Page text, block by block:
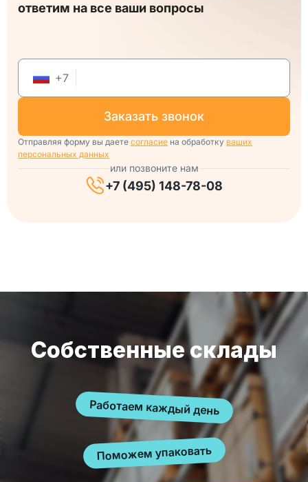
ответим на все ваши вопросы
+7
заказать звонок
Отправляя форму вы даете согласие на обработку ваших
персональных данных
или позвоните нам
+7 (495) 148-78-08
Собственные склады
Работаем каждый день
Поможем упаковать